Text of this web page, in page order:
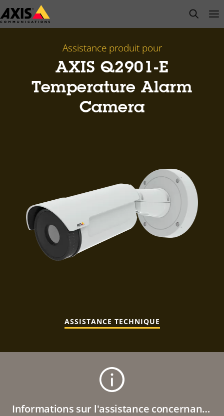
Passer
au
open
Assistance produit pour
AXIS Q2901-E
Temperature Alarm
Camera
ASSISTANCE TECHNIQUE
Informations sur l'assistance concernant le produit